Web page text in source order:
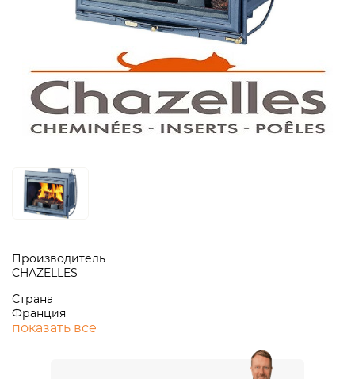
Производитель
CHAZELLES
Страна
Франция
показать все